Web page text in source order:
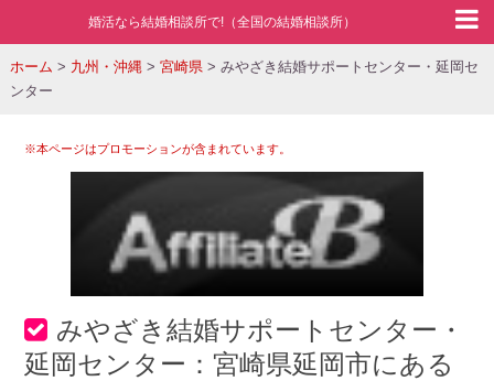
婚活なら結婚相談所で!（全国の結婚相談所）
ホーム > 九州・沖縄> 宮崎県> みやざき結婚サポートセンター・延岡セ
ンター
※本ページはプロモーションが含まれています。
みやざき結婚サポートセンター・
延岡センター：宮崎県延岡市にある